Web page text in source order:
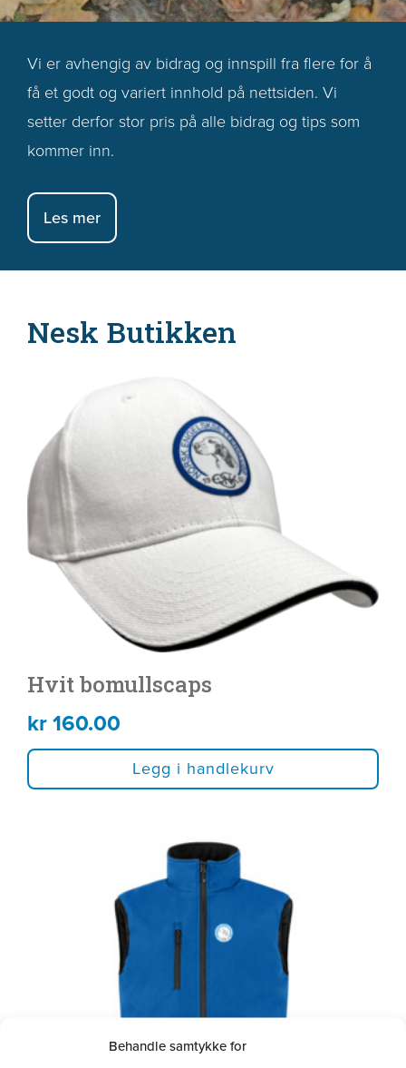
Behandle samtykke for
Vi er avhengig av bidrag og innspill fra flere for å
få et godt og variert innhold på nettsiden. Vi
setter derfor stor pris på alle bidrag og tips som
kommer inn.
Les mer
Nesk Butikken
Hvit bomullscaps
kr160.00
Legg i handlekurv
Alternativene